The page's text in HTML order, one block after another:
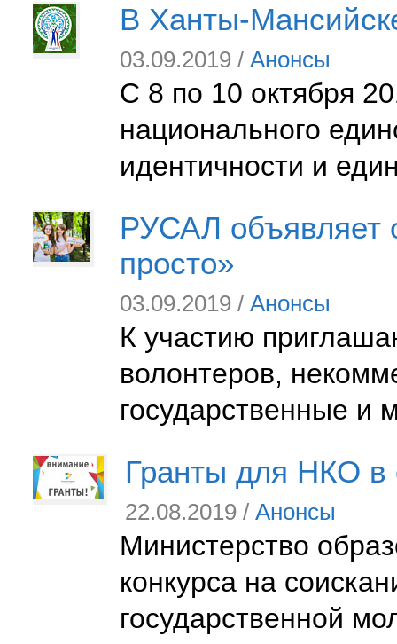
В Ханты-
03.09.2019 / Анонсы
С 8 по 10 октября
национального
идентичности и
РУСАЛ объявляет
просто»
03.09.2019 / Анонсы
К участию
волонтеров,
государственные и
Гранты для НКО в
22.08.2019 / Анонсы
Министерство
конкурса на
государственной